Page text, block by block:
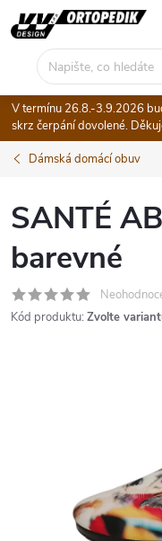
Přejít
na
V termínu 26.8.-3.9.2026
skrz čerpání dovolené.
Dámská domácí obuv
SANTÉ
barevné
Kód produktu: Zvolte